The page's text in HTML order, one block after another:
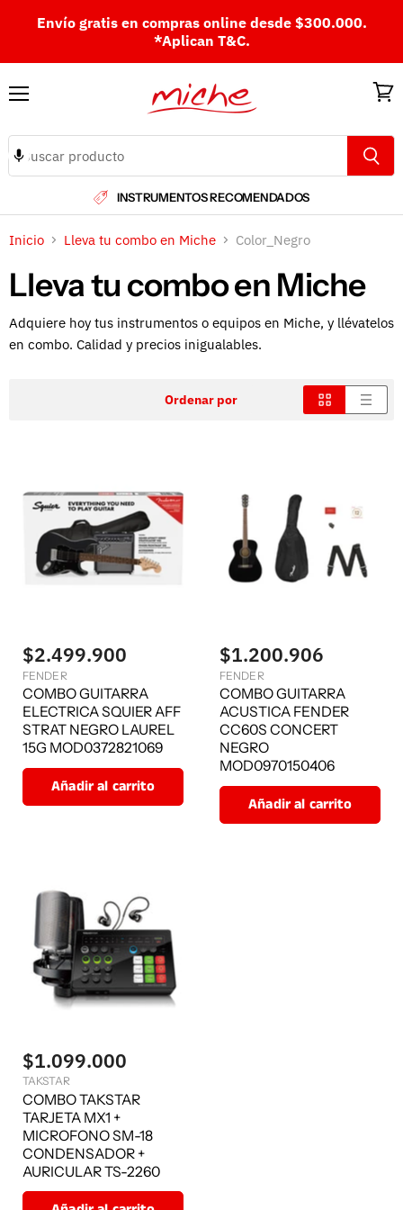
Envío gratis en compras online desde $300.000.
*Aplican T&C.
INSTRUMENTOS RECOMENDADOS
Inicio Lleva tu combo en Miche Color_Negro
Lleva tu combo en Miche
Adquiere hoy tus instrumentos o equipos en Miche, y llévatelos
en combo. Calidad y precios inigualables.
Ordenar por
$2.499.900
FENDER
COMBO GUITARRA
ELECTRICA SQUIER AFF
STRAT NEGRO LAUREL
15G MOD0372821069
Añadir al carrito
$1.200.906
FENDER
COMBO GUITARRA
ACUSTICA FENDER
CC60S CONCERT
NEGRO
MOD0970150406
Añadir al carrito
$1.099.000
TAKSTAR
COMBO TAKSTAR
TARJETA MX1 +
MICROFONO SM-18
CONDENSADOR +
AURICULAR TS-2260